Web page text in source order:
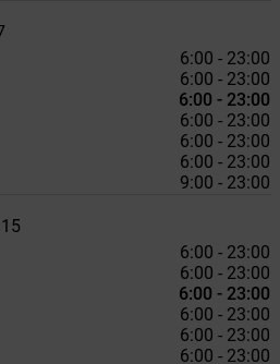
6:00 - 23:00
6:00 - 23:00
6:00 - 23:00
6:00 - 23:00
6:00 - 23:00
6:00 - 23:00
9:00 - 23:00
6:00 - 23:00
6:00 - 23:00
6:00 - 23:00
6:00 - 23:00
6:00 - 23:00
6:00 - 23:00